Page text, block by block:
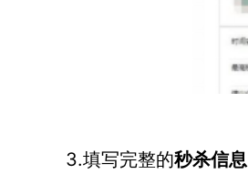
3.填写完整的秒杀信息